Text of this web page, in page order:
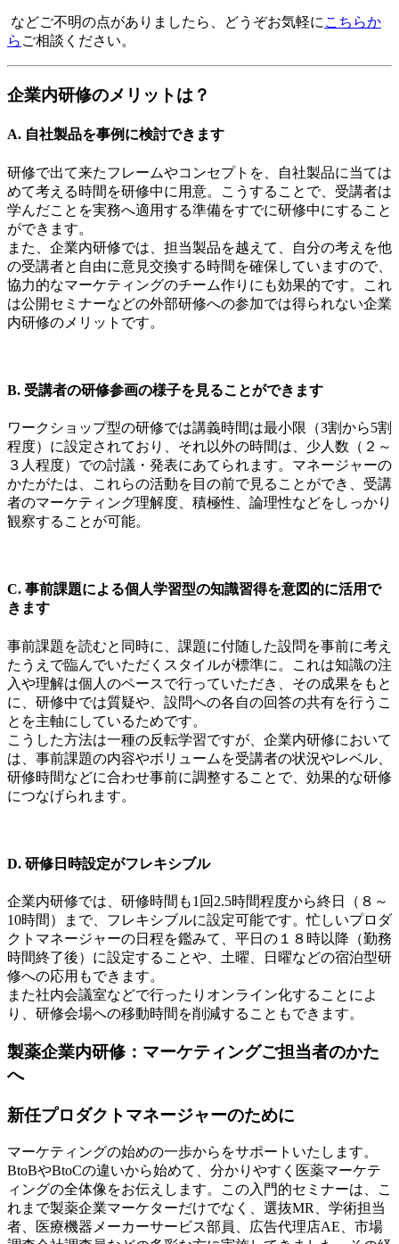
などご不明の点がありましたら、どうぞお気軽に こちらか
ら ご相談ください。
企業内研修のメリットは？
A. 自社製品を事例に検討できます
研修で出て来たフレームやコンセプトを、自社製品に当ては
めて考える時間を研修中に用意。こうすることで、受講者は
学んだことを実務へ適用する準備をすでに研修中にすること
ができます。
また、企業内研修では、担当製品を越えて、自分の考えを他
の受講者と自由に意見交換する時間を確保していますので、
協力的なマーケティングのチーム作りにも効果的です。これ
は公開セミナーなどの外部研修への参加では得られない企業
内研修のメリットです。
B. 受講者の研修参画の様子を見ることができます
ワークショップ型の研修では講義時間は最小限（3割から5割
程度）に設定されており、それ以外の時間は、少人数（２～
３人程度）での討議・発表にあてられます。マネージャーの
かたがたは、これらの活動を目の前で見ることができ、受講
者のマーケティング理解度、積極性、論理性などをしっかり
観察することが可能。
C. 事前課題による個人学習型の知識習得を意図的に活用で
きます
事前課題を読むと同時に、課題に付随した設問を事前に考え
たうえで臨んでいただくスタイルが標準に。これは知識の注
入や理解は個人のペースで行っていただき、その成果をもと
に、研修中では質疑や、設問への各自の回答の共有を行うこ
とを主軸にしているためです。
こうした方法は一種の反転学習ですが、企業内研修において
は、事前課題の内容やボリュームを受講者の状況やレベル、
研修時間などに合わせ事前に調整することで、効果的な研修
につなげられます。
D. 研修日時設定がフレキシブル
企業内研修では、研修時間も1回2.5時間程度から終日（８～
10時間）まで、フレキシブルに設定可能です。忙しいプロダ
クトマネージャーの日程を鑑みて、平日の１８時以降（勤務
時間終了後）に設定することや、土曜、日曜などの宿泊型研
修への応用もできます。
また社内会議室などで行ったりオンライン化することによ
り、研修会場への移動時間を削減することもできます。
製薬企業内研修：マーケティングご担当者のかた
へ
新任プロダクトマネージャーのために
マーケティングの始めの一歩からをサポートいたします。
BtoBやBtoCの違いから始めて、分かりやすく医薬マーケテ
ィングの全体像をお伝えします。この入門的セミナーは、こ
れまで製薬企業マーケターだけでなく、選抜MR、学術担当
者、医療機器メーカーサービス部員、広告代理店AE、市場